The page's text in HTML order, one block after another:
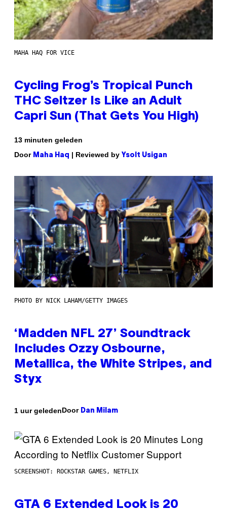
MAHA HAQ FOR VICE
Cycling Frog’s Tropical Punch
THC Seltzer Is Like an Adult
Capri Sun (That Gets You High)
13 minuten geleden
Door Maha Haq | Reviewed by Ysolt Usigan
PHOTO BY NICK LAHAM/GETTY IMAGES
‘Madden NFL 27’ Soundtrack
Includes Ozzy Osbourne,
Metallica, the White Stripes, and
Styx
1 uur geledenDoor Dan Milam
SCREENSHOT: ROCKSTAR GAMES, NETFLIX
GTA 6 Extended Look is 20